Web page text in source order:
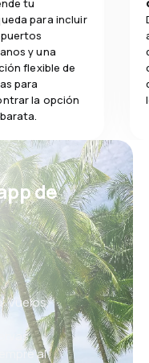
tu
para incluir
y una
flexible de
para
la opción
de
vuelos,
al